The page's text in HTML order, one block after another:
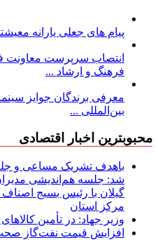
پیام های جعلی یارانه
انتصاب سرپرست معاونت
فرهنگ و ارشاد ...
معرفی برندگان جوایز
بین‌المللی ...
محبوبترین اخبار اقتصادی
باهدف تشریک مساعی و
شد: جلسه هم‌اندیشی
گیلان با رئیس بسیج
مركز استان
وزیر جهاد: در تأمین
افزایش قیمت نفت‌گاز